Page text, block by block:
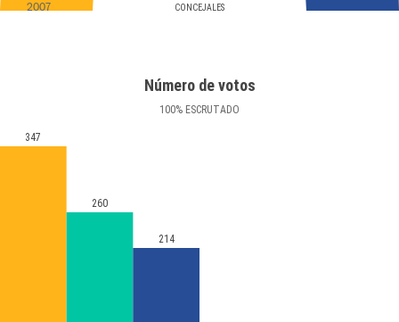
CONCEJALES
2007
Número de votos
100% ESCRUTADO
347
260
214